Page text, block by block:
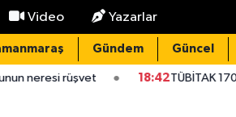
Video Yazarlar
Gündem Güncel
18:42TÜBİTAK 1707 programında